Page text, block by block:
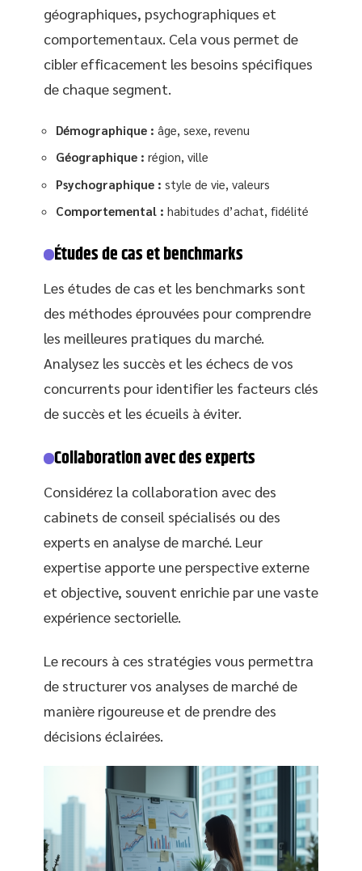
géographiques, psychographiques et
comportementaux. Cela vous permet de
cibler efficacement les besoins spécifiques
de chaque segment.
Démographique : âge, sexe, revenu
Géographique : région, ville
Psychographique : style de vie, valeurs
Comportemental : habitudes d’achat, fidélité
Études de cas et benchmarks
Les études de cas et les benchmarks sont
des méthodes éprouvées pour comprendre
les meilleures pratiques du marché.
Analysez les succès et les échecs de vos
concurrents pour identifier les facteurs clés
de succès et les écueils à éviter.
Collaboration avec des experts
Considérez la collaboration avec des
cabinets de conseil spécialisés ou des
experts en analyse de marché. Leur
expertise apporte une perspective externe
et objective, souvent enrichie par une vaste
expérience sectorielle.
Le recours à ces stratégies vous permettra
de structurer vos analyses de marché de
manière rigoureuse et de prendre des
décisions éclairées.